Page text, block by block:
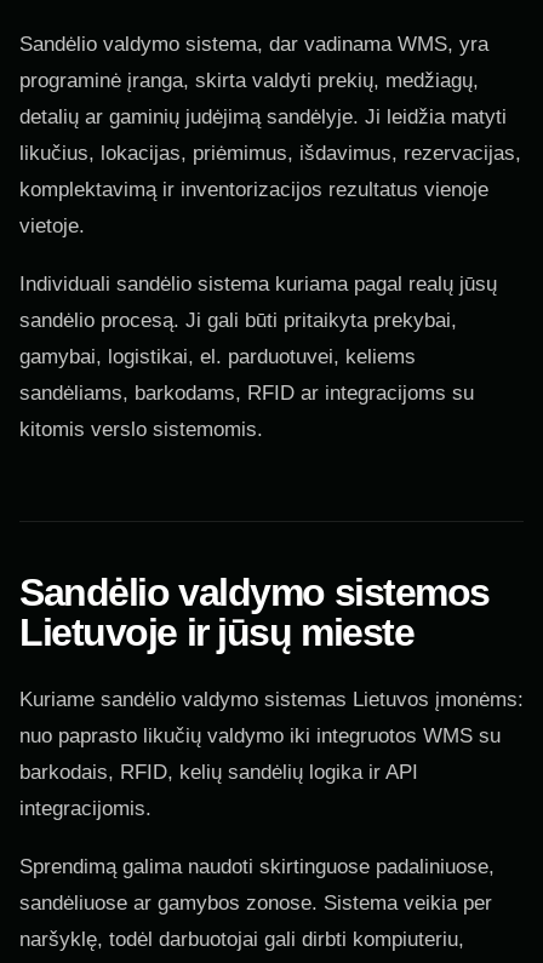
Sandėlio valdymo sistema, dar vadinama WMS, yra
programinė įranga, skirta valdyti prekių, medžiagų,
detalių ar gaminių judėjimą sandėlyje. Ji leidžia matyti
likučius, lokacijas, priėmimus, išdavimus, rezervacijas,
komplektavimą ir inventorizacijos rezultatus vienoje
vietoje.
Individuali sandėlio sistema kuriama pagal realų jūsų
sandėlio procesą. Ji gali būti pritaikyta prekybai,
gamybai, logistikai, el. parduotuvei, keliems
sandėliams, barkodams, RFID ar integracijoms su
kitomis verslo sistemomis.
Sandėlio valdymo sistemos
Lietuvoje ir jūsų mieste
Kuriame sandėlio valdymo sistemas Lietuvos įmonėms:
nuo paprasto likučių valdymo iki integruotos WMS su
barkodais, RFID, kelių sandėlių logika ir API
integracijomis.
Sprendimą galima naudoti skirtinguose padaliniuose,
sandėliuose ar gamybos zonose. Sistema veikia per
naršyklę, todėl darbuotojai gali dirbti kompiuteriu,